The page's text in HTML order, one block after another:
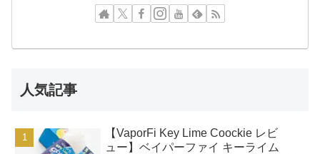
人気記事
【VaporFi Key Lime Coockie レビ
ュー】ベイパーファイ キーライム